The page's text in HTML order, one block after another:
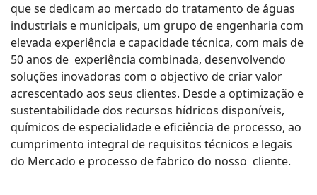
que se dedicam ao mercado do tratamento de águas
industriais e municipais, um grupo de engenharia com
elevada experiência e capacidade técnica, com mais de
50 anos de experiência combinada, desenvolvendo
soluções inovadoras com o objectivo de criar valor
acrescentado aos seus clientes. Desde a optimização e
sustentabilidade dos recursos hídricos disponíveis,
químicos de especialidade e eficiência de processo, ao
cumprimento integral de requisitos técnicos e legais
do Mercado e processo de fabrico do nosso cliente.